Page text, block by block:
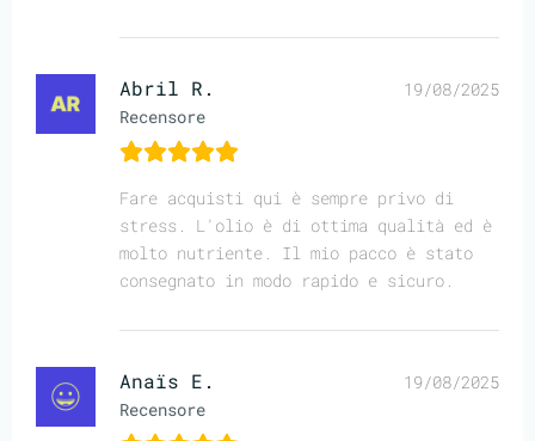
Abril R.
Recensore
19/08/2025
Fare acquisti qui è sempre privo di
stress. L'olio è di ottima qualità ed è
molto nutriente. Il mio pacco è stato
consegnato in modo rapido e sicuro.
Anaïs E.
Recensore
19/08/2025